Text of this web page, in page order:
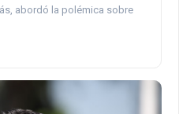
abordó la polémica sobre